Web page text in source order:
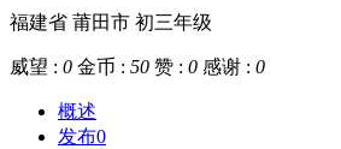
福建省 莆田市 初三年级
威望 : 0 金币 : 50 赞 : 0 感谢 : 0
概述
发布0